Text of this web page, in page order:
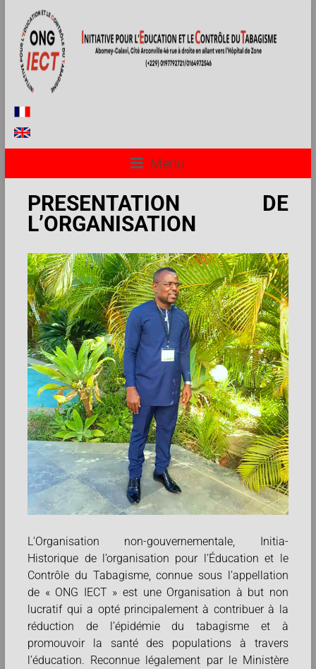
Menu
PRESENTATION DE
L’ORGANISATION
L’Organisation non-gouvernementale, Initia-
Historique de l’organisation pour l’Éducation et le
Contrôle du Tabagisme, connue sous l’appellation
de « ONG IECT » est une Organisation à but non
lucratif qui a opté principalement à contribuer à la
réduction de l’épidémie du tabagisme et à
promouvoir la santé des populations à travers
l’éducation. Reconnue légalement par le Ministère